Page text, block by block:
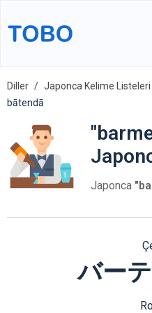
Diller Japonca Kelime Listeleri
bātendā
Japonca
バー